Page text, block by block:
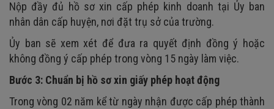
Nộp đầy đủ hồ sơ xin cấp phép kinh doanh tại Ủy ban
nhân dân cấp huyện, nơi đặt trụ sở của trường.
Ủy ban sẽ xem xét để đưa ra quyết định đồng ý hoặc
không đồng ý cấp phép trong vòng 15 ngày làm việc.
Bước 3: Chuẩn bị hồ sơ xin giấy phép hoạt động
Trong vòng 02 năm kể từ ngày nhận được cấp phép thành